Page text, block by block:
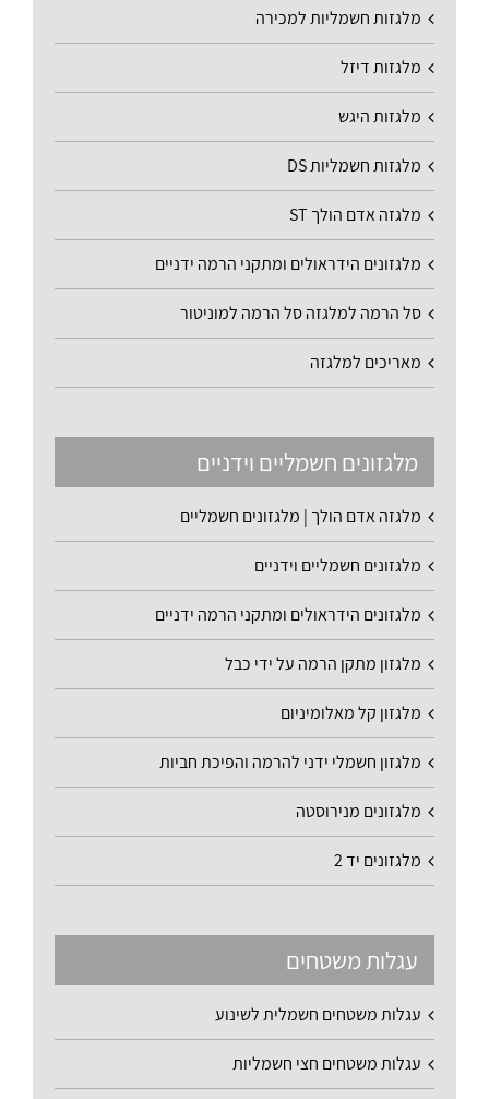
מלגזות חשמליות למכירה
מלגזות דיזל
מלגזות היגש
מלגזות חשמליות DS
מלגזה אדם הולך ST
מלגזונים הידראולים ומתקני הרמה ידניים
סל הרמה למלגזה סל הרמה למוניטור
מאריכים למלגזה
מלגזונים חשמליים וידניים
מלגזה אדם הולך | מלגזונים חשמליים
מלגזונים חשמליים וידניים
מלגזונים הידראולים ומתקני הרמה ידניים
מלגזון מתקן הרמה על ידי כבל
מלגזון קל מאלומיניום
מלגזון חשמלי ידני להרמה והפיכת חביות
מלגזונים מנירוסטה
מלגזונים יד 2
עגלות משטחים
עגלות משטחים חשמלית לשינוע
עגלות משטחים חצי חשמליות